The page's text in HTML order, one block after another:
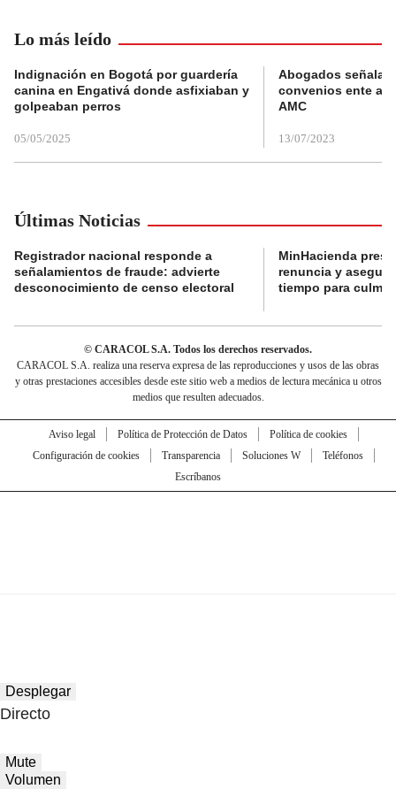
Lo más leído
Indignación en Bogotá por guardería
canina en Engativá donde asfixiaban y
golpeaban perros
05/05/2025
Abogados
convenios ente
AMC
13/07/2023
Últimas Noticias
Registrador nacional responde a
señalamientos de fraude: advierte
desconocimiento de censo electoral
MinHacienda
renuncia y
tiempo para
© CARACOL S.A. Todos los derechos reservados.
CARACOL S.A. realiza una reserva expresa de las reproducciones y usos de las obras
y otras prestaciones accesibles desde este sitio web a medios de lectura mecánica u otros
medios que resulten adecuados.
Aviso legal Política de Protección de Datos
Política de cookies
Configuración de cookies
Transparencia Soluciones W
Teléfonos
Escríbanos
Desplegar
Directo
Mute
Volumen